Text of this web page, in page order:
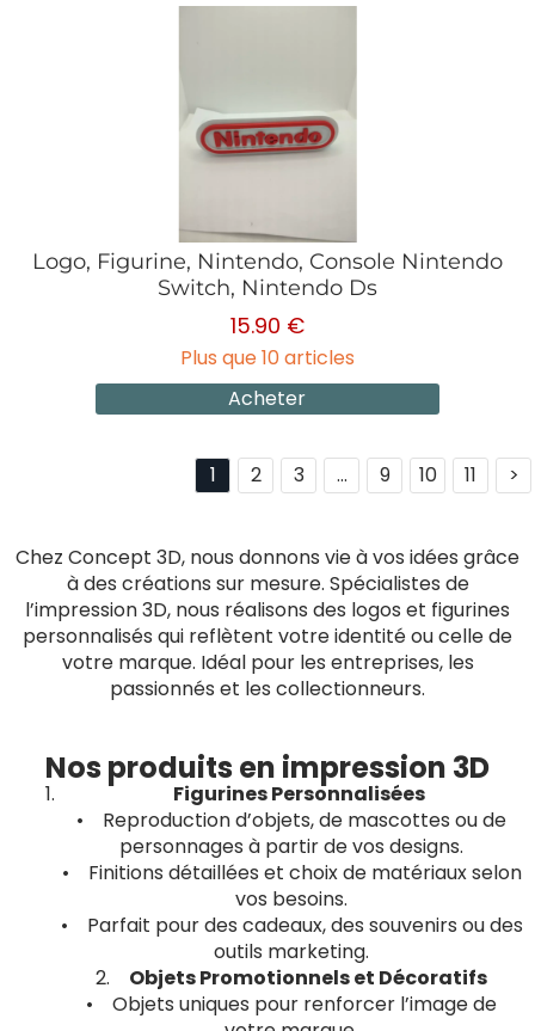
Logo, Figurine, Nintendo, Console Nintendo
Switch, Nintendo Ds
15.90 €
Plus que 10 articles
Acheter
1 2 3 ... 9 10 11 >
Chez Concept 3D, nous donnons vie à vos idées grâce
à des créations sur mesure. Spécialistes de
l’impression 3D, nous réalisons des logos et figurines
personnalisés qui reflètent votre identité ou celle de
votre marque. Idéal pour les entreprises, les
passionnés et les collectionneurs.
Nos produits en impression 3D
Figurines Personnalisées
• Reproduction d’objets, de mascottes ou de
personnages à partir de vos designs.
• Finitions détaillées et choix de matériaux selon
vos besoins.
• Parfait pour des cadeaux, des souvenirs ou des
outils marketing.
2. Objets Promotionnels et Décoratifs
• Objets uniques pour renforcer l’image de